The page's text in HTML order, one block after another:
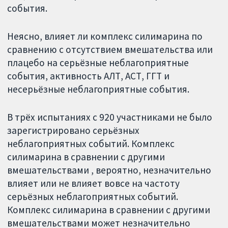
события.
Неясно, влияет ли комплекс силимарина по
сравнению с отсутствием вмешательства или
плацебо на серьёзные неблагоприятные
события, активность АЛТ, АСТ, ГГТ и
несерьёзные неблагоприятные события.
В трёх испытаниях с 920 участниками не было
зарегистрировано серьёзных
неблагоприятных событий. Комплекс
силимарина в сравнении с другими
вмешательствами , вероятно, незначительно
влияет или не влияет вовсе на частоту
серьёзных неблагоприятных событий.
Комплекс силимарина в сравнении с другими
вмешательствами может незначительно